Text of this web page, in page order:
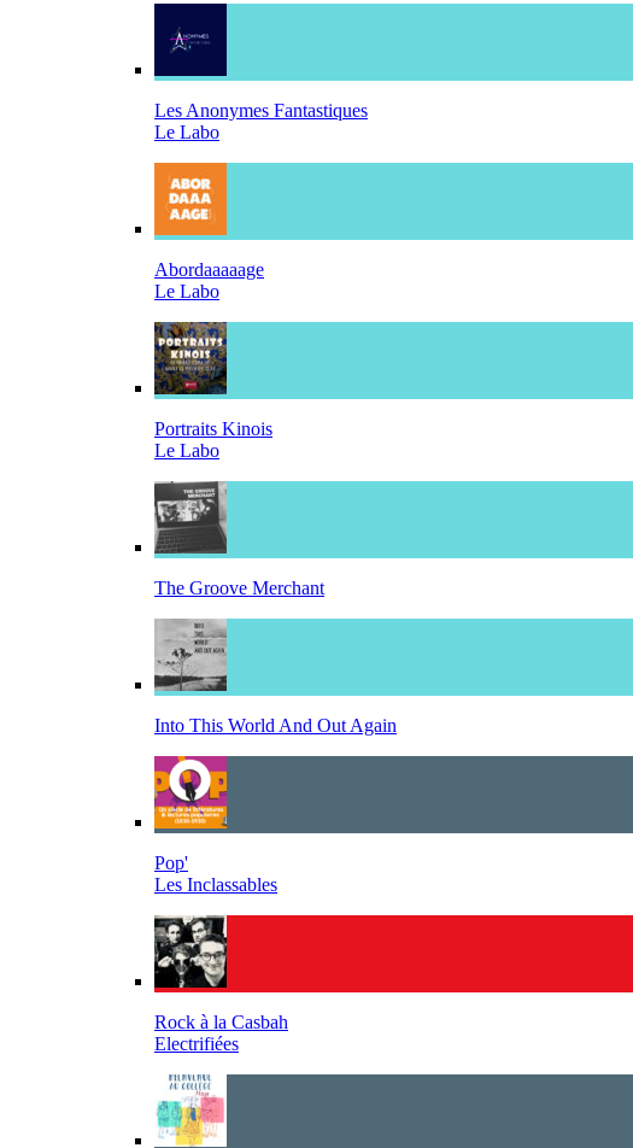
Les Anonymes Fantastiques
Le Labo
Abordaaaaage
Le Labo
Portraits Kinois
Le Labo
The Groove Merchant
Into This World And Out Again
Pop'
Les Inclassables
Rock à la Casbah
Electrifiées